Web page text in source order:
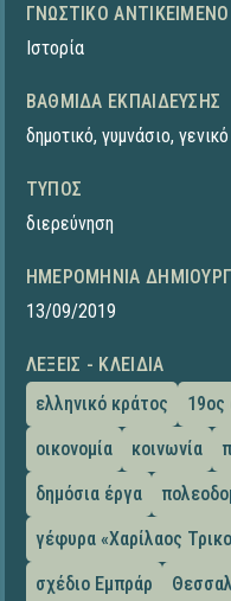
ΓΝΩΣΤΙΚΌ ΑΝΤΙΚΕΊΜΕΝΟ
Ιστορία
ΒΑΘΜΊΔΑ ΕΚΠΑΊΔΕΥΣΗΣ
δημοτικό, γυμνάσιο,
ΤΎΠΟΣ
διερεύνηση
ΗΜΕΡΟΜΗΝΊΑ
13/09/2019
ΛΈΞΕΙΣ - ΚΛΕΙΔΙΆ
ελληνικό κράτος
19ος
οικονομία
κοινωνία
δημόσια έργα
γέφυρα «Χαρίλαος
σχέδιο Εμπράρ